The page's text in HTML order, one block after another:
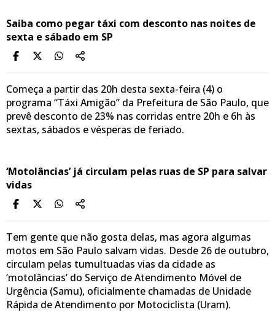
Saiba como pegar táxi com desconto nas noites de
sexta e sábado em SP
Começa a partir das 20h desta sexta-feira (4) o
programa “Táxi Amigão” da Prefeitura de São Paulo, que
prevê desconto de 23% nas corridas entre 20h e 6h às
sextas, sábados e vésperas de feriado.
‘Motolâncias’ já circulam pelas ruas de SP para salvar
vidas
Tem gente que não gosta delas, mas agora algumas
motos em São Paulo salvam vidas. Desde 26 de outubro,
circulam pelas tumultuadas vias da cidade as
‘motolâncias’ do Serviço de Atendimento Móvel de
Urgência (Samu), oficialmente chamadas de Unidade
Rápida de Atendimento por Motociclista (Uram).